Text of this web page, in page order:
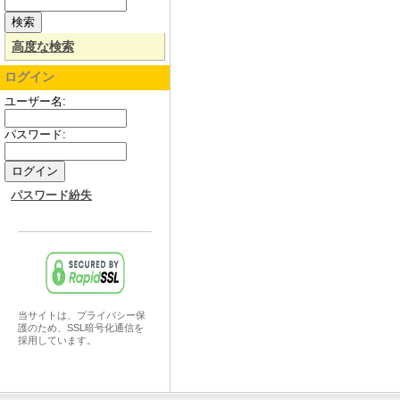
高度な検索
ログイン
ユーザー名:
パスワード:
パスワード紛失
当サイトは、プライバシー保
護のため、SSL暗号化通信を
採用しています。